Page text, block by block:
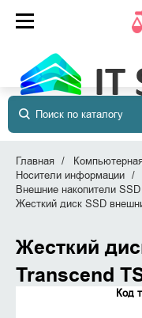
Главная
Носители информации
Внешние накопители SSD
Жесткий диск SSD
Жесткий
Transcend
Код